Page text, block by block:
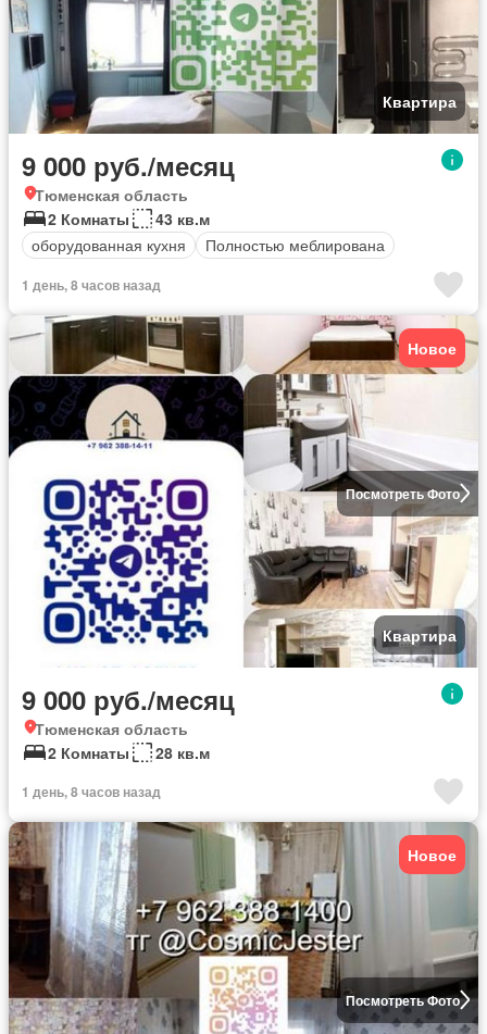
Квартира
9 000 руб./месяц
Тюменская область
2 Комнаты
43 кв.м
оборудованная кухня
Полностью меблирована
1 день, 8 часов назад
Посмотреть Фото
Новое
Квартира
9 000 руб./месяц
Тюменская область
2 Комнаты
28 кв.м
1 день, 8 часов назад
Посмотреть Фото
Новое